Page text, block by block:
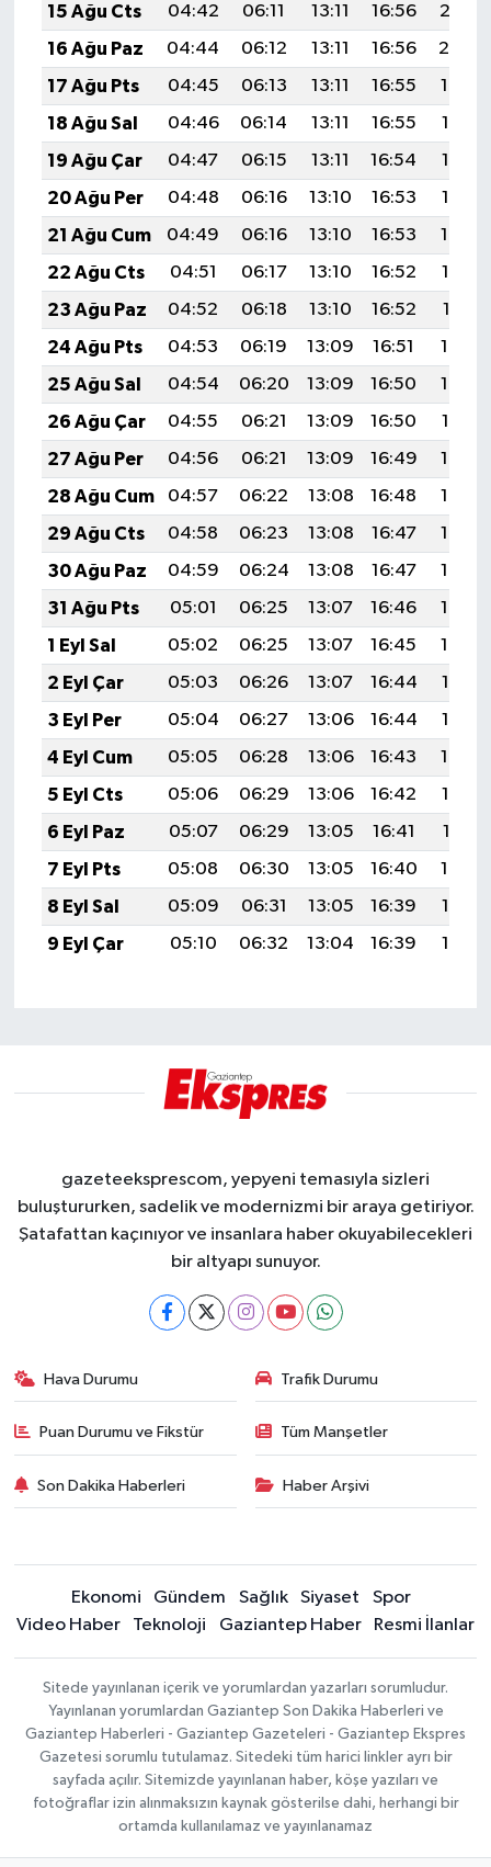
15 Ağu Cts
04:42 06:11 13:11 16:56
20:02
16 Ağu Paz
04:44 06:12 13:11 16:56
20:00
17 Ağu Pts
04:45 06:13 13:11 16:55
19:59
18 Ağu Sal
04:46 06:14 13:11 16:55
19:58
19 Ağu Çar
04:47 06:15 13:11 16:54
19:56
20 Ağu Per
04:48 06:16 13:10 16:53
19:55
21 Ağu Cum
04:49 06:16 13:10 16:53
19:54
22 Ağu Cts
04:51 06:17 13:10 16:52
19:53
23 Ağu Paz
04:52 06:18 13:10 16:52
19:51
24 Ağu Pts
04:53 06:19 13:09 16:51
19:50
25 Ağu Sal
04:54 06:20 13:09 16:50
19:49
26 Ağu Çar
04:55 06:21 13:09 16:50
19:47
27 Ağu Per
04:56 06:21 13:09 16:49
19:46
28 Ağu Cum
04:57 06:22 13:08 16:48
19:44
29 Ağu Cts
04:58 06:23 13:08 16:47
19:43
30 Ağu Paz
04:59 06:24 13:08 16:47
19:42
31 Ağu Pts
05:01 06:25 13:07 16:46
19:40
1 Eyl Sal
05:02 06:25 13:07 16:45
19:39
2 Eyl Çar
05:03 06:26 13:07 16:44
19:37
3 Eyl Per
05:04 06:27 13:06 16:44
19:36
4 Eyl Cum
05:05 06:28 13:06 16:43
19:34
5 Eyl Cts
05:06 06:29 13:06 16:42
19:33
6 Eyl Paz
05:07 06:29 13:05 16:41
19:31
7 Eyl Pts
05:08 06:30 13:05 16:40
19:30
8 Eyl Sal
05:09 06:31 13:05 16:39
19:28
9 Eyl Çar
05:10 06:32 13:04 16:39 19:27
gazeteeksprescom, yepyeni temasıyla sizleri
buluştururken, sadelik ve modernizmi bir araya getiriyor.
Şatafattan kaçınıyor ve insanlara haber okuyabilecekleri
bir altyapı sunuyor.
Hava Durumu Trafik Durumu
Puan Durumu ve Fikstür Tüm Manşetler
Son Dakika Haberleri Haber Arşivi
Ekonomi Gündem Sağlık Siyaset
Spor
Video Haber
Teknoloji Gaziantep Haber Resmi İlanlar
Sitede yayınlanan içerik ve yorumlardan yazarları sorumludur.
Yayınlanan yorumlardan Gaziantep Son Dakika Haberleri ve
Gaziantep Haberleri - Gaziantep Gazeteleri - Gaziantep Ekspres
Gazetesi sorumlu tutulamaz. Sitedeki tüm harici linkler ayrı bir
sayfada açılır. Sitemizde yayınlanan haber, köşe yazıları ve
fotoğraflar izin alınmaksızın kaynak gösterilse dahi, herhangi bir
ortamda kullanılamaz ve yayınlanamaz